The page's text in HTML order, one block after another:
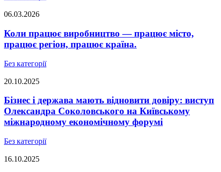
06.03.2026
Коли працює виробництво — працює місто,
працює регіон, працює країна.
Без категорії
20.10.2025
Бізнес і держава мають відновити довіру: виступ
Олександра Соколовського на Київському
міжнародному економічному форумі
Без категорії
16.10.2025